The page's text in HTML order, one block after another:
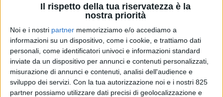
Il rispetto della tua riservatezza è la
nostra priorità
Noi e i nostri partner memorizziamo e/o accediamo a
informazioni su un dispositivo, come i cookie, e trattiamo dati
personali, come identificatori univoci e informazioni standard
inviate da un dispositivo per annunci e contenuti personalizzati,
misurazione di annunci e contenuti, analisi dell'audience e
sviluppo dei servizi. Con la tua autorizzazione noi e i nostri 825
partner possiamo utilizzare dati precisi di geolocalizzazione e